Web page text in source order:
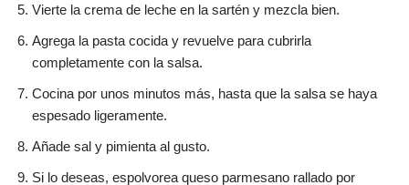
Vierte la crema de leche en la sartén y mezcla bien.
Agrega la pasta cocida y revuelve para cubrirla
completamente con la salsa.
Cocina por unos minutos más, hasta que la salsa se haya
espesado ligeramente.
Añade sal y pimienta al gusto.
Si lo deseas, espolvorea queso parmesano rallado por